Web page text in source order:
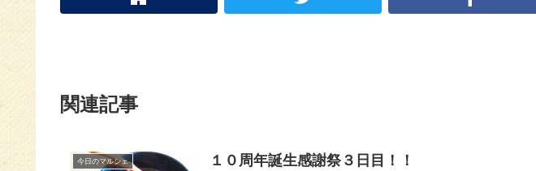
関連記事
今日のマルシェ １０周年誕生感謝祭３日目！！